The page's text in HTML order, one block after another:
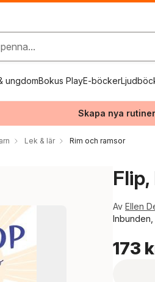
ungdomBokus PlayE-böcker
Skapa nya
Lek & lär Rim och ramsor
Av Ellen
173